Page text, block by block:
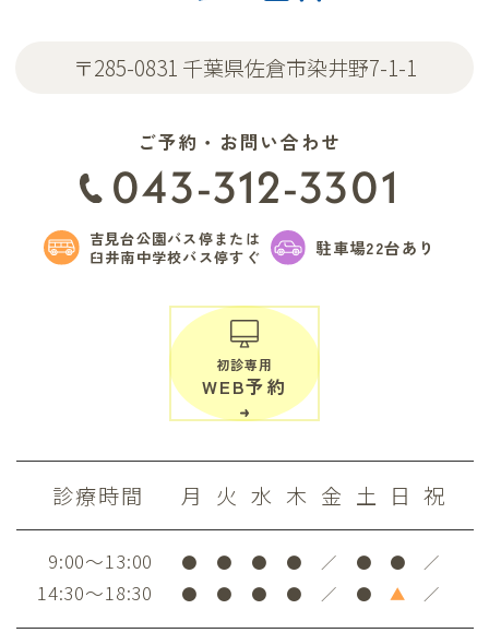
〒285-0831 千葉県佐倉市染井野7-1-1
ご予約・お問い合わせ
043-312-3301
吉見台公園バス停または
臼井南中学校バス停すぐ
駐車場22台あり
初診専用
WEB予約
診療時間 月 火 水 木 金 土 日 祝
9:00～13:00 ● ● ● ● ／ ● ● ／
14:30～18:30 ● ● ● ● ／ ● ▲ ／